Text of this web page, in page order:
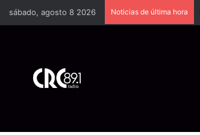
sábado, agosto 8 2026 Noticias de última hora